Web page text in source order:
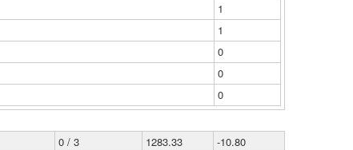
1
1
0
0
0
0 / 3 1283.33
-10.80